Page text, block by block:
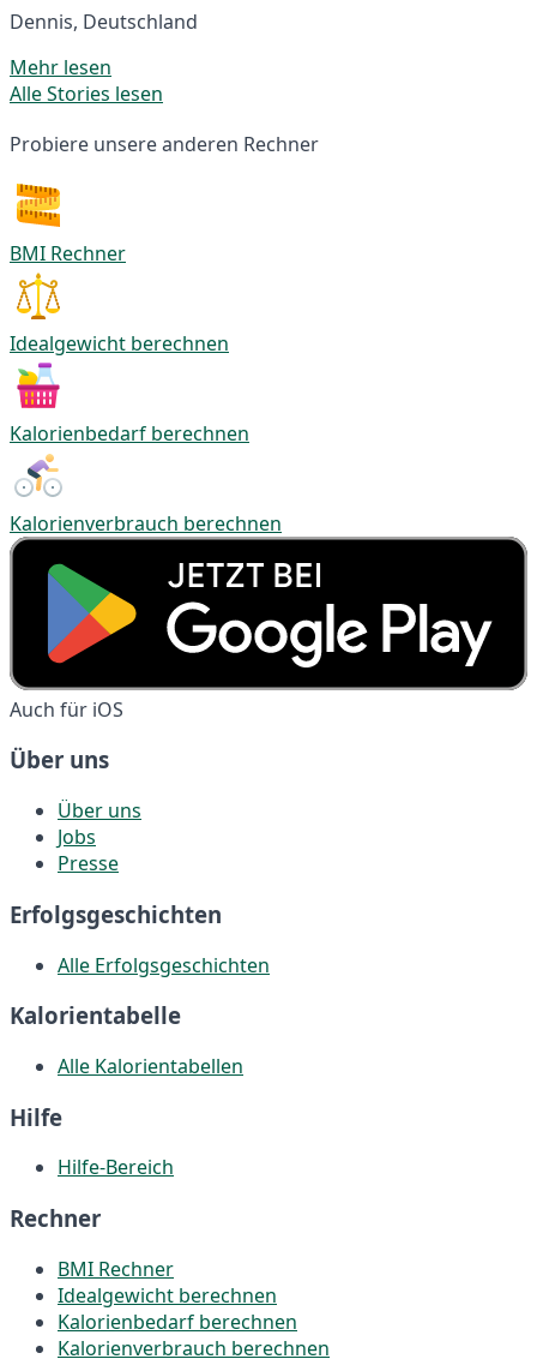
Dennis, Deutschland
Mehr lesen
Alle Stories lesen
Probiere unsere anderen Rechner
BMI Rechner
Idealgewicht berechnen
Kalorienbedarf berechnen
Kalorienverbrauch berechnen
Auch für iOS
Über uns
Über uns
Jobs
Presse
Erfolgsgeschichten
Alle Erfolgsgeschichten
Kalorientabelle
Alle Kalorientabellen
Hilfe
Hilfe-Bereich
Rechner
BMI Rechner
Idealgewicht berechnen
Kalorienbedarf berechnen
Kalorienverbrauch berechnen